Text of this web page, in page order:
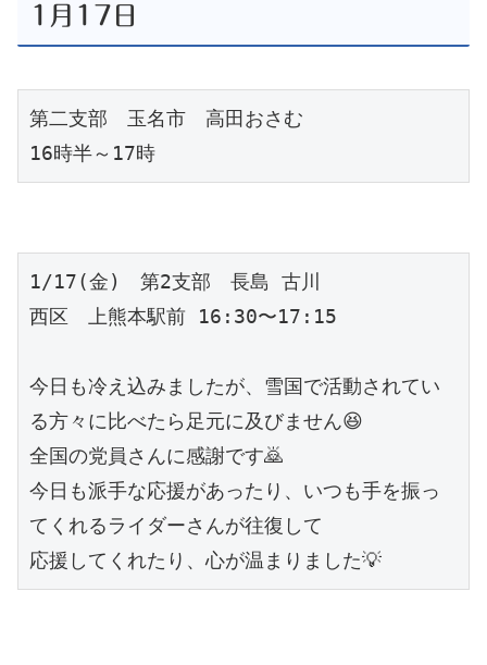
1月17日
第二支部　玉名市　高田おさむ
16時半～17時
1/17(金)　第2支部　長島 古川
西区　上熊本駅前 16:30〜17:15
今日も冷え込みましたが、雪国で活動されてい
る方々に比べたら足元に及びません😆
全国の党員さんに感謝です🙇
今日も派手な応援があったり、いつも手を振っ
てくれるライダーさんが往復して
応援してくれたり、心が温まりました💡